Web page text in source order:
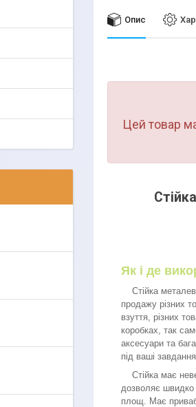
Опис
Цей товар
Як і де
Стійка
продажу різних
взуття, різних
коробках, так
аксесуари та
під ваші завдання.
Стійка має
дозволяє швидко
площ. Має